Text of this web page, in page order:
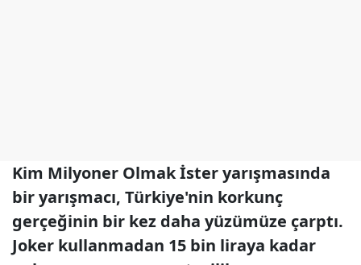
Kim Milyoner Olmak İster yarışmasında
bir yarışmacı, Türkiye'nin korkunç
gerçeğinin bir kez daha yüzümüze çarptı.
Joker kullanmadan 15 bin liraya kadar